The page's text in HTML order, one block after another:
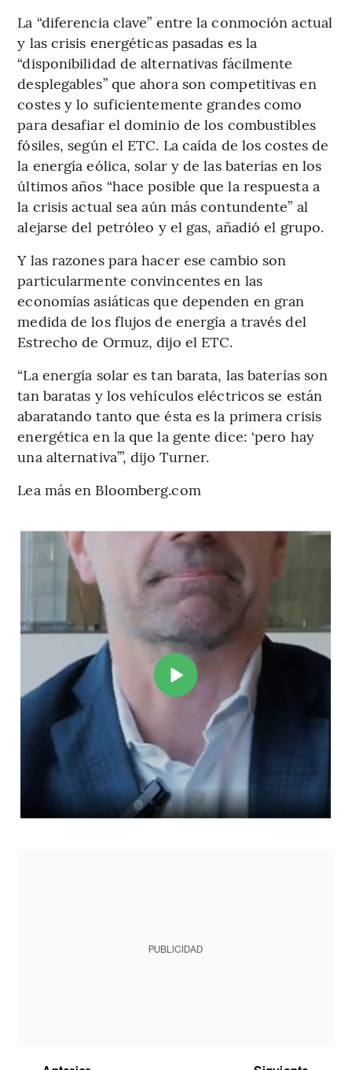
La “diferencia clave” entre la conmoción actual
y las crisis energéticas pasadas es la
“disponibilidad de alternativas fácilmente
desplegables” que ahora son competitivas en
costes y lo suficientemente grandes como
para desafiar el dominio de los combustibles
fósiles, según el ETC. La caída de los costes de
la energía eólica, solar y de las baterías en los
últimos años “hace posible que la respuesta a
la crisis actual sea aún más contundente” al
alejarse del petróleo y el gas, añadió el grupo.
Y las razones para hacer ese cambio son
particularmente convincentes en las
economías asiáticas que dependen en gran
medida de los flujos de energía a través del
Estrecho de Ormuz, dijo el ETC.
“La energía solar es tan barata, las baterías son
tan baratas y los vehículos eléctricos se están
abaratando tanto que ésta es la primera crisis
energética en la que la gente dice: ‘pero hay
una alternativa’”, dijo Turner.
Lea más en Bloomberg.com
PUBLICIDAD